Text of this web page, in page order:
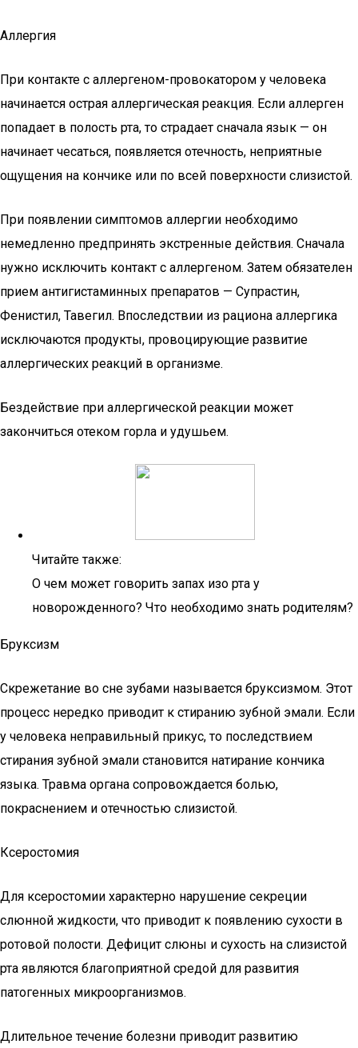
Аллергия
При контакте с аллергеном-провокатором у человека
начинается острая аллергическая реакция. Если аллерген
попадает в полость рта, то страдает сначала язык — он
начинает чесаться, появляется отечность, неприятные
ощущения на кончике или по всей поверхности слизистой.
При появлении симптомов аллергии необходимо
немедленно предпринять экстренные действия. Сначала
нужно исключить контакт с аллергеном. Затем обязателен
прием антигистаминных препаратов — Супрастин,
Фенистил, Тавегил. Впоследствии из рациона аллергика
исключаются продукты, провоцирующие развитие
аллергических реакций в организме.
Бездействие при аллергической реакции может
закончиться отеком горла и удушьем.
Читайте также:
О чем может говорить запах изо рта у
новорожденного? Что необходимо знать родителям?
Бруксизм
Скрежетание во сне зубами называется бруксизмом. Этот
процесс нередко приводит к стиранию зубной эмали. Если
у человека неправильный прикус, то последствием
стирания зубной эмали становится натирание кончика
языка. Травма органа сопровождается болью,
покраснением и отечностью слизистой.
Ксеростомия
Для ксеростомии характерно нарушение секреции
слюнной жидкости, что приводит к появлению сухости в
ротовой полости. Дефицит слюны и сухость на слизистой
рта являются благоприятной средой для развития
патогенных микроорганизмов.
Длительное течение болезни приводит развитию